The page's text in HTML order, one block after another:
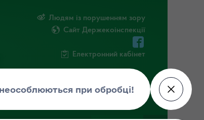
Людям із порушенням зору
Сайт Держекоінспекції
Електронний кабінет